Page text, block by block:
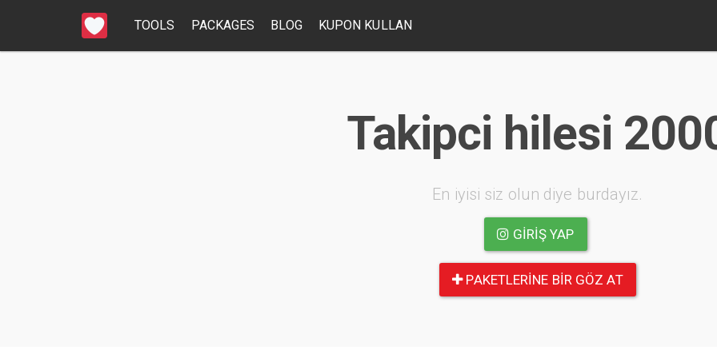
TOOLS PACKAGES BLOG KUPON KULLAN
Takipci hilesi
En iyisi siz olun diye burdayız.
GIRIŞ YAP
PAKETLERINE BIR GÖZ AT